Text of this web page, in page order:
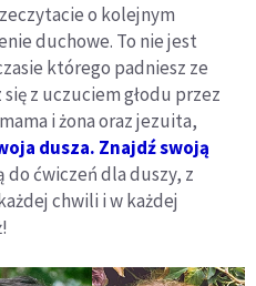
o kolejnym
duchowe. To nie jest
którego padniesz ze
z uczuciem głodu przez
i żona oraz jezuita,
dusza. Znajdź swoją
do ćwiczeń dla duszy, z
chwili i w każdej